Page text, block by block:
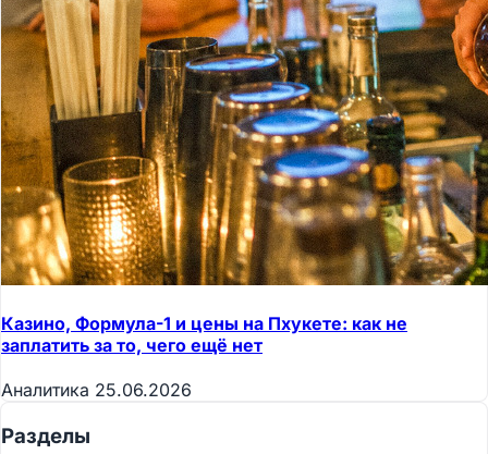
Казино, Формула-1 и цены на Пхукете: как не
заплатить за то, чего ещё нет
Аналитика 25.06.2026
Разделы